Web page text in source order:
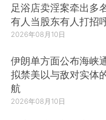
足浴店卖淫案牵出多
有人当股东有人打招
2026年08月10日
伊朗单方面公布海峡
拟禁美以与敌对实体
航
2026年08月10日